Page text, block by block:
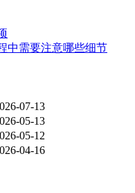
中需要注意哪些细节
07-13
05-13
05-12
04-16